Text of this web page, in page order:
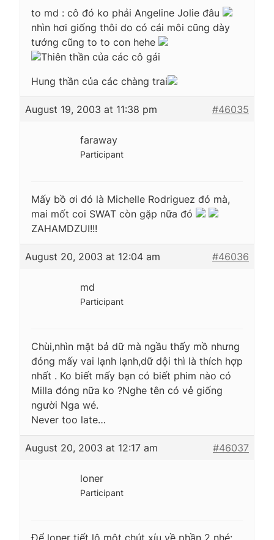
to md : cô đó ko phải Angeline Jolie đâu
nhìn hơi giống thôi do có cái môi cũng dày
tướng cũng to to con hehe
Thiên thần của các cô gái
Hung thần của các chàng trai
August 19, 2003 at 11:38 pm #46035
faraway
Participant
Mấy bồ ơi đó là Michelle Rodriguez đó mà,
mai mốt coi SWAT còn gặp nữa đó
ZAHAMDZUI!!!
August 20, 2003 at 12:04 am #46036
md
Participant
Chùi,nhìn mặt bả dữ mà ngầu thấy mồ nhưng
đóng mấy vai lạnh lạnh,dữ dội thì là thích hợp
nhất . Ko biết mấy bạn có biết phim nào có
Milla đóng nữa ko ?Nghe tên có vẻ giống
người Nga wé.
Never too late…
August 20, 2003 at 12:17 am #46037
loner
Participant
Để loner tiết lộ một chút xíu về phần 2 nhé: